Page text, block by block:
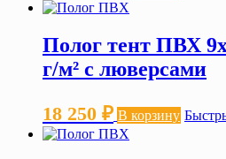
Полог тент ПВХ
г/м² с люверсами
18 250 ₽ В корзину